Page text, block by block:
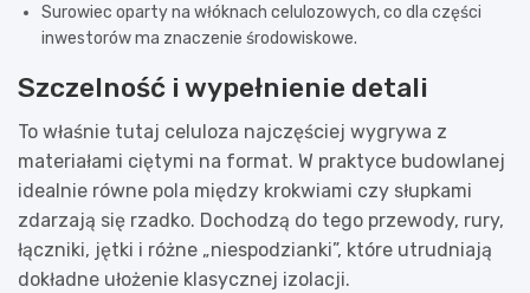
Surowiec oparty na włóknach celulozowych, co dla części
inwestorów ma znaczenie środowiskowe.
Szczelność i wypełnienie detali
To właśnie tutaj celuloza najczęściej wygrywa z
materiałami ciętymi na format. W praktyce budowlanej
idealnie równe pola między krokwiami czy słupkami
zdarzają się rzadko. Dochodzą do tego przewody, rury,
łączniki, jętki i różne „niespodzianki”, które utrudniają
dokładne ułożenie klasycznej izolacji.